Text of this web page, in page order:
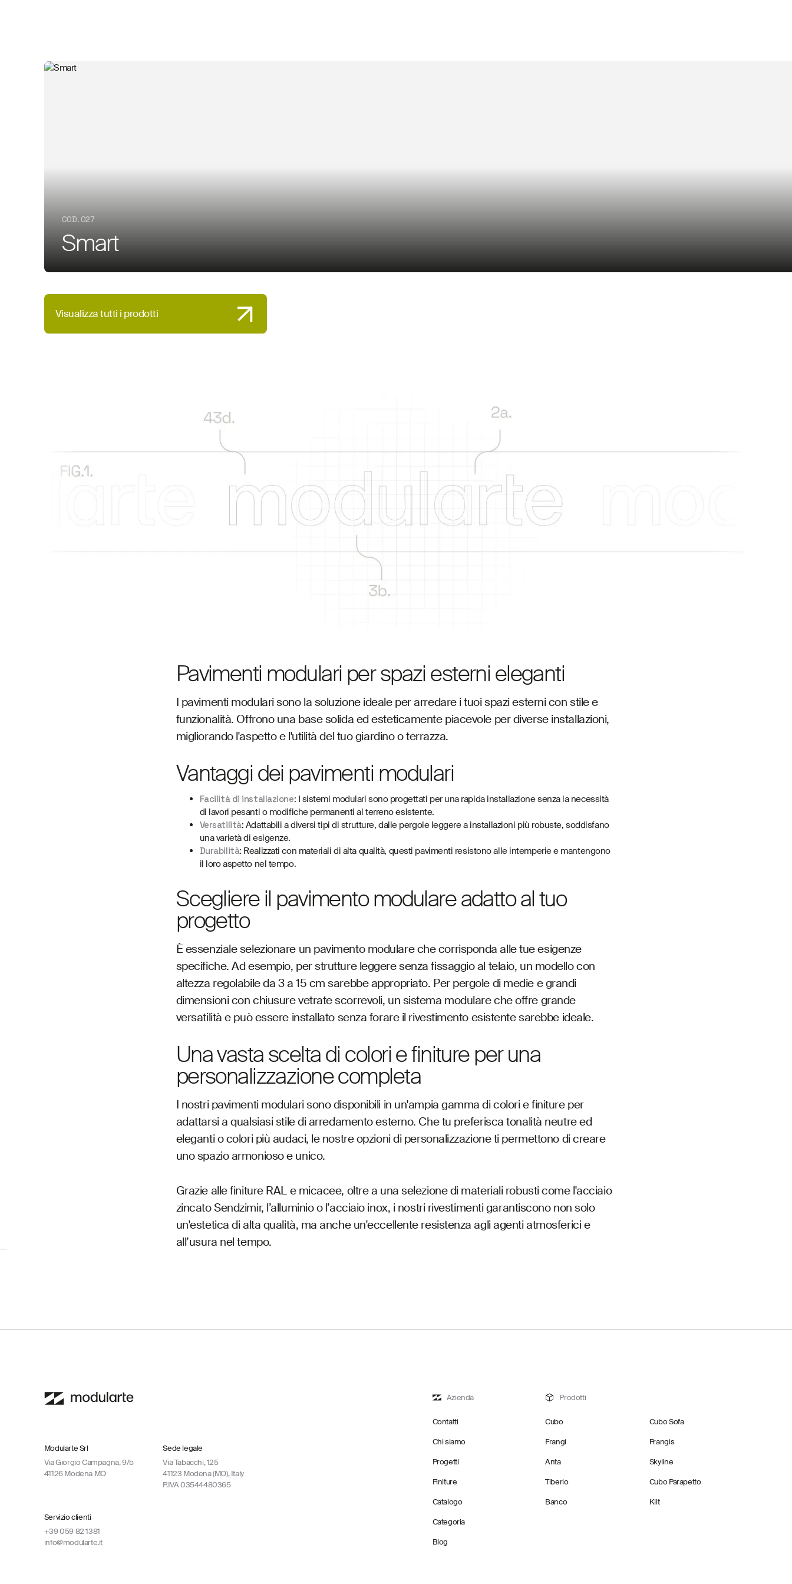
COD. 027
Smart
Visualizza tutti i prodotti
Pavimenti modulari per spazi esterni eleganti
I pavimenti modulari sono la soluzione ideale per arredare i tuoi spazi esterni con stile e
funzionalità. Offrono una base solida ed esteticamente piacevole per diverse installazioni,
migliorando l'aspetto e l'utilità del tuo giardino o terrazza.
Vantaggi dei pavimenti modulari
Facilità di installazione: I sistemi modulari sono progettati per una rapida installazione senza la necessità
di lavori pesanti o modifiche permanenti al terreno esistente.
Versatilità: Adattabili a diversi tipi di strutture, dalle pergole leggere a installazioni più robuste, soddisfano
una varietà di esigenze.
Durabilità: Realizzati con materiali di alta qualità, questi pavimenti resistono alle intemperie e mantengono
il loro aspetto nel tempo.
Scegliere il pavimento modulare adatto al tuo
progetto
È essenziale selezionare un pavimento modulare che corrisponda alle tue esigenze
specifiche. Ad esempio, per strutture leggere senza fissaggio al telaio, un modello con
altezza regolabile da 3 a 15 cm sarebbe appropriato. Per pergole di medie e grandi
dimensioni con chiusure vetrate scorrevoli, un sistema modulare che offre grande
versatilità e può essere installato senza forare il rivestimento esistente sarebbe ideale.
Una vasta scelta di colori e finiture per una
personalizzazione completa
I nostri pavimenti modulari sono disponibili in un'ampia gamma di colori e finiture per
adattarsi a qualsiasi stile di arredamento esterno. Che tu preferisca tonalità neutre ed
eleganti o colori più audaci, le nostre opzioni di personalizzazione ti permettono di creare
uno spazio armonioso e unico.
Grazie alle finiture RAL e micacee, oltre a una selezione di materiali robusti come l'acciaio
zincato Sendzimir, l’alluminio o l’acciaio inox, i nostri rivestimenti garantiscono non solo
un'estetica di alta qualità, ma anche un'eccellente resistenza agli agenti atmosferici e
all’usura nel tempo.
Modularte Srl
Via Giorgio Campagna, 9/b
41126 Modena MO
Sede legale
Via Tabacchi, 125
41123 Modena (MO), Italy
P.IVA 03544480365
Servizio clienti
+39 059 82 1381
info@modularte.it
Azienda
Contatti
Chi siamo
Progetti
Finiture
Catalogo
Categoria
Blog
Prodotti
Cubo
Cubo Sofa
Frangi
Frangis
Anta
Skyline
Tiberio
Cubo Parapetto
Banco
Kilt